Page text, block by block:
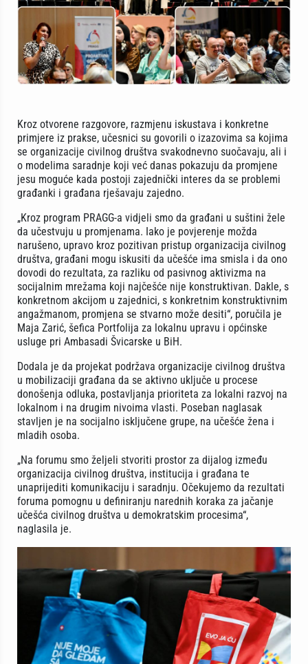
Kroz otvorene razgovore, razmjenu iskustava i konkretne
primjere iz prakse, učesnici su govorili o izazovima sa kojima
se organizacije civilnog društva svakodnevno suočavaju, ali i
o modelima saradnje koji već danas pokazuju da promjene
jesu moguće kada postoji zajednički interes da se problemi
građanki i građana rješavaju zajedno.
„Kroz program PRAGG-a vidjeli smo da građani u suštini žele
da učestvuju u promjenama. Iako je povjerenje možda
narušeno, upravo kroz pozitivan pristup organizacija civilnog
društva, građani mogu iskusiti da učešće ima smisla i da ono
dovodi do rezultata, za razliku od pasivnog aktivizma na
socijalnim mrežama koji najčešće nije konstruktivan. Dakle, s
konkretnom akcijom u zajednici, s konkretnim konstruktivnim
angažmanom, promjena se stvarno može desiti“, poručila je
Maja Zarić, šefica Portfolija za lokalnu upravu i općinske
usluge pri Ambasadi Švicarske u BiH.
Dodala je da projekat podržava organizacije civilnog društva
u mobilizaciji građana da se aktivno uključe u procese
donošenja odluka, postavljanja prioriteta za lokalni razvoj na
lokalnom i na drugim nivoima vlasti. Poseban naglasak
stavljen je na socijalno isključene grupe, na učešće žena i
mladih osoba.
„Na forumu smo željeli stvoriti prostor za dijalog između
organizacija civilnog društva, institucija i građana te
unaprijediti komunikaciju i saradnju. Očekujemo da rezultati
foruma pomognu u definiranju narednih koraka za jačanje
učešća civilnog društva u demokratskim procesima“,
naglasila je.